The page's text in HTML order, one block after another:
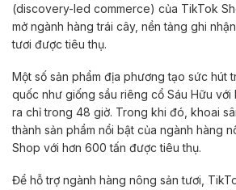
(discovery-led commerce) của TikTok
mở ngành hàng trái cây, nền tảng ghi
tươi được tiêu thụ.
Một số sản phẩm địa phương tạo sức hút
quốc như giống sầu riêng cổ Sáu Hữu với
ra chỉ trong 48 giờ. Trong khi đó, khoai
thành sản phẩm nổi bật của ngành hàng
Shop với hơn 600 tấn được tiêu thụ.
Để hỗ trợ ngành hàng nông sản tươi,